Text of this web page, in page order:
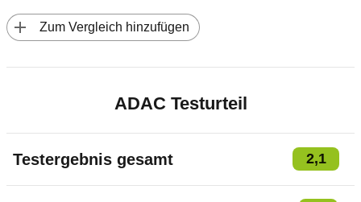
Zum Vergleich hinzufügen
ADAC Testurteil
Testergebnis gesamt 2,1